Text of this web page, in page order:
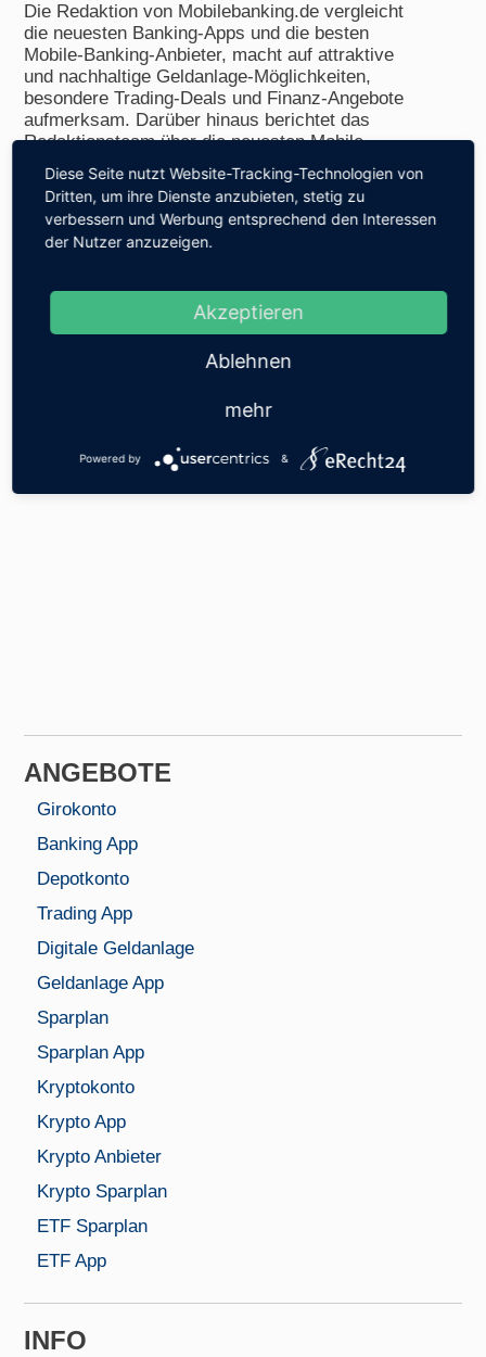
Die Redaktion von Mobilebanking.de vergleicht
die neuesten Banking-Apps und die besten
Mobile-Banking-Anbieter, macht auf attraktive
und nachhaltige Geldanlage-Möglichkeiten,
besondere Trading-Deals und Finanz-Angebote
aufmerksam. Darüber hinaus berichtet das
Redaktionsteam über die neuesten Mobile-
Banking-Trends, schreibt über Fintech-
Unternehmen und Innovationen im Mobile-
Trading-, Robo-Advisor- & Mobile-Payment-
Bereich.
INFORMA­TIONEN
ANGEBOTE
Girokonto
Banking App
Depotkonto
Trading App
Digitale Geldanlage
Geldanlage App
Sparplan
Sparplan App
Kryptokonto
Krypto App
Krypto Anbieter
Krypto Sparplan
ETF Sparplan
ETF App
INFO
Diese Seite nutzt Website-Tracking-Technologien von
Dritten, um ihre Dienste anzubieten, stetig zu
verbessern und Werbung entsprechend den Interessen
der Nutzer anzuzeigen.
Akzeptieren
Ablehnen
mehr
Powered by &